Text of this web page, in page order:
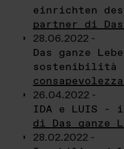
einrichten
partner di Das
28.06.2022 -
Das ganze
sostenibilità
26.04.2022 -
IDA e LUIS -
di Das ganze
28.02.2022 -